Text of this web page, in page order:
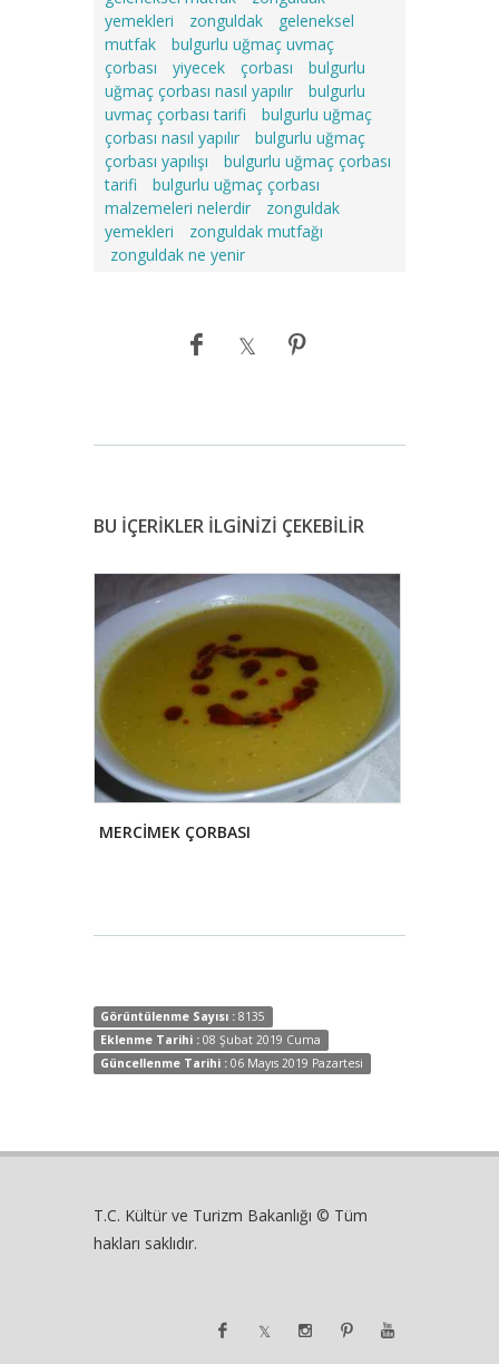
yemekleri
zonguldak
geleneksel
mutfak
bulgurlu uğmaç uvmaç
çorbası
yiyecek çorbası
bulgurlu
uğmaç çorbası nasıl yapılır
bulgurlu
uvmaç çorbası tarifi
bulgurlu uğmaç
çorbası nasıl yapılır
bulgurlu uğmaç
çorbası yapılışı
bulgurlu uğmaç çorbası
tarifi
bulgurlu uğmaç çorbası
malzemeleri nelerdir
zonguldak
yemekleri
zonguldak mutfağı
zonguldak ne yenir
BU İÇERİKLER İLGİNİZİ ÇEKEBİLİR
MERCİMEK ÇORBASI
Görüntülenme Sayısı : 8135
Eklenme Tarihi : 08 Şubat 2019 Cuma
Güncellenme Tarihi : 06 Mayıs 2019 Pazartesi
T.C. Kültür ve Turizm Bakanlığı © Tüm
hakları saklıdır.